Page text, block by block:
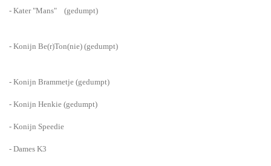
- Kater "Mans" (gedumpt)
- Konijn Be(r)Ton(nie) (gedumpt)
- Konijn Brammetje (gedumpt)
- Konijn Henkie (gedumpt)
- Konijn Speedie
- Dames K3